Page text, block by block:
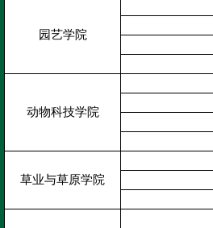
园艺学院
动物科技学院
草业与草原学院